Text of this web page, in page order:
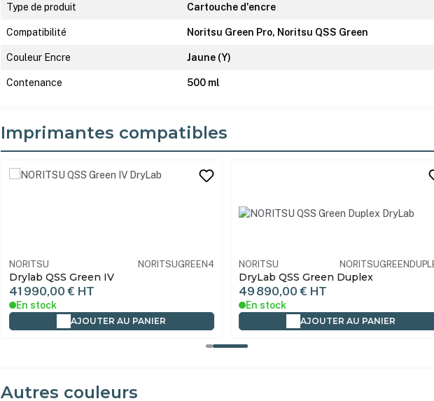
Type de produit Cartouche d'encre
Compatibilité Noritsu Green Pro, Noritsu QSS Green
Couleur Encre Jaune (Y)
Contenance 500 ml
Imprimantes compatibles
Ignorer la galerie de produits
NORITSU NORITSUGREEN4
Drylab QSS Green IV
41 990,00 € HT
En stock
AJOUTER AU PANIER
NORITSU
DryLab QSS Green Duplex
49 890,00 € HT
En stock
AJOUTER AU PANIER
Autres couleurs